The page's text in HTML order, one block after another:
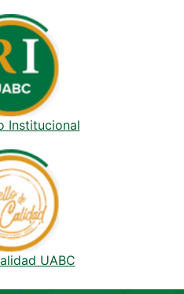
Institucional
UABC